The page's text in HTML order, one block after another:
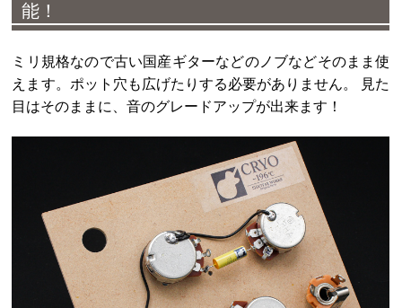
能！
ミリ規格なので古い国産ギターなどのノブなどそのまま使
えます。ポット穴も広げたりする必要がありません。 見た
目はそのままに、音のグレードアップが出来ます！